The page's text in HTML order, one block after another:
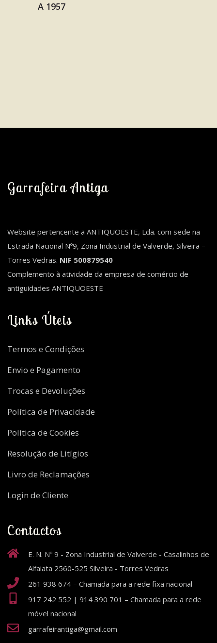
Garrafeira Antiga
Website pertencente a ANTIQUOESTE, Lda. com sede na
Estrada Nacional Nº9, Zona Industrial de Valverde, Silveira –
Torres Vedras. NIF 500879540
Complemento à atividade da empresa de comércio de
antiguidades ANTIQUOESTE
Links Úteis
Termos e Condições
Envio e Pagamento
Trocas e Devoluções
Política de Privacidade
Política de Cookies
Resolução de Litígios
Livro de Reclamações
Login de Cliente
Contactos
E. N. Nº 9 - Zona Industrial de Valverde - Casalinhos de
Alfaiata 2560-525 Silveira - Torres Vedras
261 938 674 – Chamada para a rede fixa nacional
917 242 552 | 914 390 701 – Chamada para a rede
móvel nacional
garrafeirantiga@gmail.com